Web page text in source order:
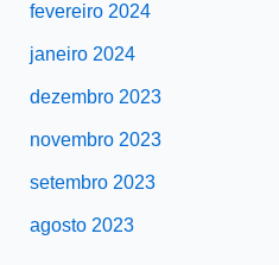
fevereiro 2024
janeiro 2024
dezembro 2023
novembro 2023
setembro 2023
agosto 2023